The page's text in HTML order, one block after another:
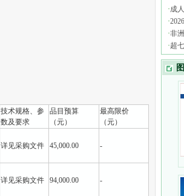
技术规格、参
数及要求
品目预算
（元）
最高限价
（元）
详见采购文件 45,000.00 -
详见采购文件 94,000.00 -